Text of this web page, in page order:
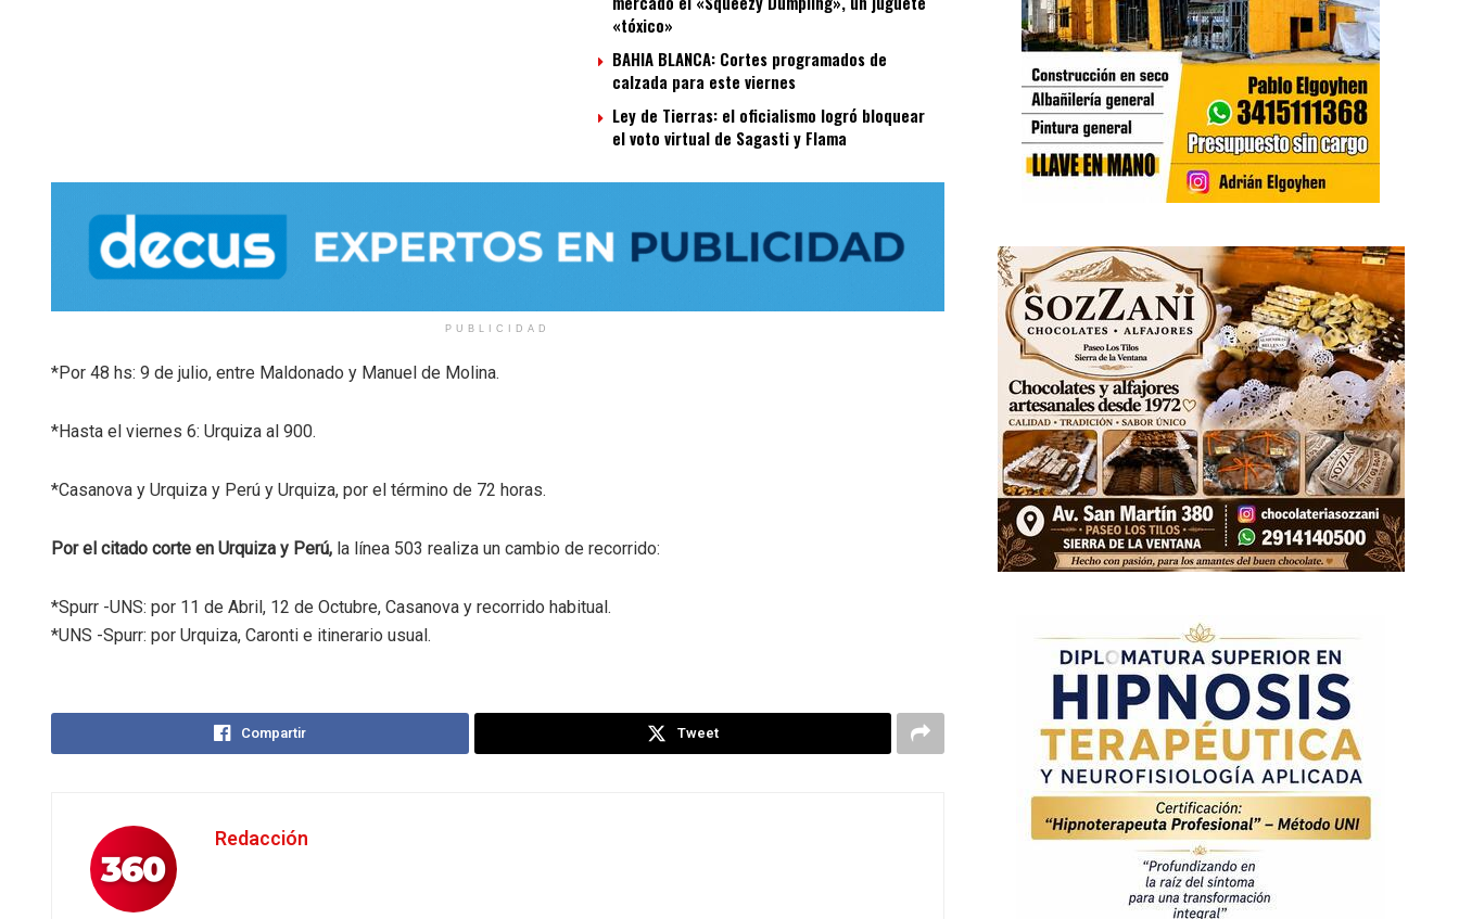
«tóxico»
BAHIA BLANCA: Cortes programados de
calzada para este viernes
Ley de Tierras: el oficialismo logró bloquear
el voto virtual de Sagasti y Flama
PUBLICIDAD
*Por 48 hs: 9 de julio, entre Maldonado y Manuel de Molina.
*Hasta el viernes 6: Urquiza al 900.
*Casanova y Urquiza y Perú y Urquiza, por el término de 72 horas.
Por el citado corte en Urquiza y Perú, la línea 503 realiza un cambio de recorrido:
*Spurr -UNS: por 11 de Abril, 12 de Octubre, Casanova y recorrido habitual.
*UNS -Spurr: por Urquiza, Caronti e itinerario usual.
Compartir Tweet
Redacción